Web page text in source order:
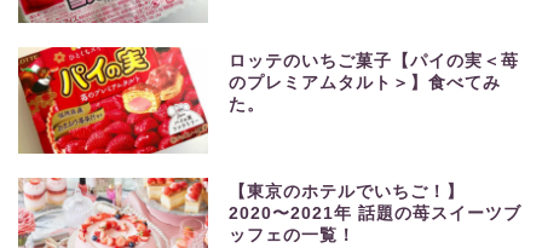
ロッテのいちご菓子【パイの実＜苺
のプレミアムタルト＞】食べてみ
た。
【東京のホテルでいちご！】
2020〜2021年 話題の苺スイーツブ
ッフェの一覧！